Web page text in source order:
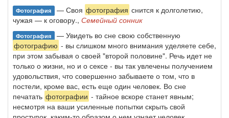
Фотография — Своя фотография снится к долголетию,
чужая — к оговору., Семейный сонник
Фотография — Увидеть во сне свою собственную
фотографию - вы слишком много внимания уделяете себе,
при этом забывая о своей "второй половине". Речь идет не
только о жизни, но и о сексе - вы так увлечены получением
удовольствия, что совершенно забываете о том, что в
постели, кроме вас, есть еще один человек. Во сне
печатать фотографии - тайное вскоре станет явным;
несмотря на ваши усиленные попытки скрыть свой